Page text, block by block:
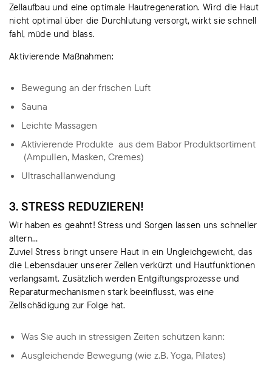
Zellaufbau und eine optimale Hautregeneration. Wird die Haut
nicht optimal über die Durchlutung versorgt, wirkt sie schnell
fahl, müde und blass.
Aktivierende Maßnahmen:
Bewegung an der frischen Luft
Sauna
Leichte Massagen
Aktivierende Produkte aus dem Babor Produktsortiment
(Ampullen, Masken, Cremes)
Ultraschallanwendung
3. STRESS REDUZIEREN!
Wir haben es geahnt! Stress und Sorgen lassen uns schneller
altern…
Zuviel Stress bringt unsere Haut in ein Ungleichgewicht, das
die Lebensdauer unserer Zellen verkürzt und Hautfunktionen
verlangsamt. Zusätzlich werden Entgiftungsprozesse und
Reparaturmechanismen stark beeinflusst, was eine
Zellschädigung zur Folge hat.
Was Sie auch in stressigen Zeiten schützen kann:
Ausgleichende Bewegung (wie z.B. Yoga, Pilates)